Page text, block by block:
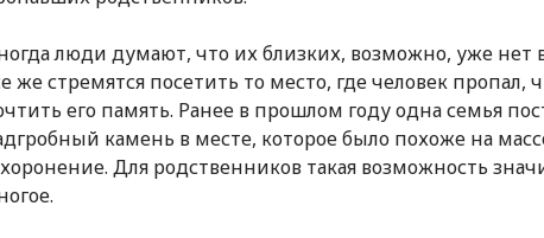
люди думают, что их близких, возможно, уже нет
же стремятся посетить то место, где человек пропал,
его память. Ранее в прошлом году одна семья
камень в месте, которое было похоже на
Для родственников такая возможность